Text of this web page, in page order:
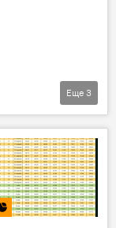
Еще 3